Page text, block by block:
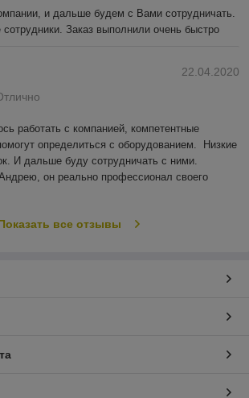
и дальше будем с Вами сотрудничать.
Заказ выполнили очень быстро
22.04.2020
работать с компанией, компетентные
определиться с оборудованием.  Низкие
И дальше буду сотрудничать с ними.
он реально профессионал своего
все отзывы